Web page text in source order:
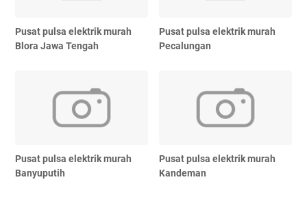
Pusat pulsa elektrik murah
Blora Jawa Tengah
Pusat pulsa elektrik murah
Pecalungan
Pusat pulsa elektrik murah
Banyuputih
Pusat pulsa elektrik murah
Kandeman